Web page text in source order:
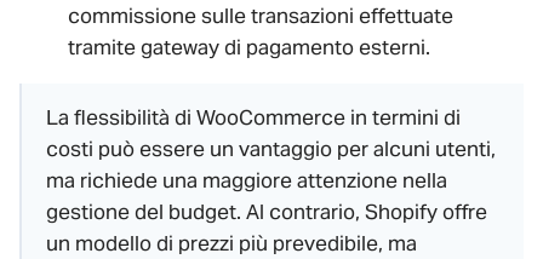
commissione sulle transazioni effettuate
tramite gateway di pagamento esterni.
La flessibilità di WooCommerce in termini di
costi può essere un vantaggio per alcuni utenti,
ma richiede una maggiore attenzione nella
gestione del budget. Al contrario, Shopify offre
un modello di prezzi più prevedibile, ma